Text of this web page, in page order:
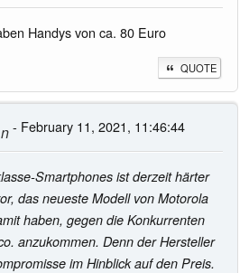
Handys von ca. 80 Euro
QUOTE
- February 11, 2021, 11:46:44
Smartphones ist derzeit härter
das neueste Modell von Motorola
haben, gegen die Konkurrenten
anzukommen. Denn der Hersteller
im Hinblick auf den Preis.